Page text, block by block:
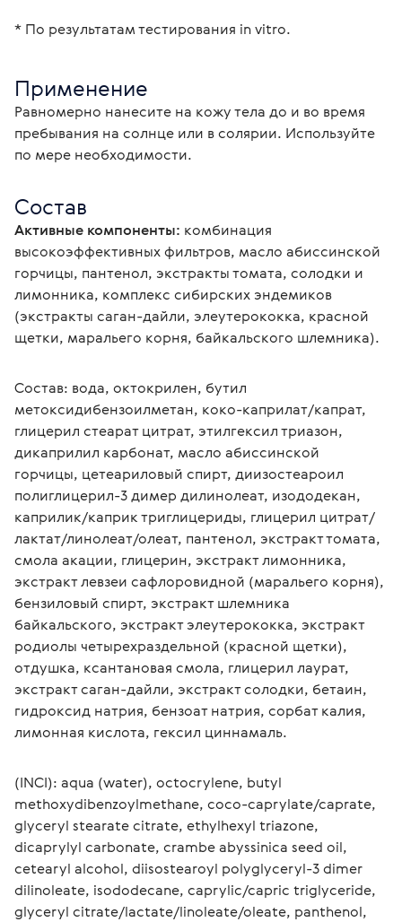
* По результатам тестирования in vitro.
Применение
Равномерно нанесите на кожу тела до и во время
пребывания на солнце или в солярии. Используйте
по мере необходимости.
Состав
Активные компоненты: комбинация
высокоэффективных фильтров, масло абиссинской
горчицы, пантенол, экстракты томата, солодки и
лимонника, комплекс сибирских эндемиков
(экстракты саган-дайли, элеутерококка, красной
щетки, маральего корня, байкальского шлемника).
Состав: вода, октокрилен, бутил
метоксидибензоилметан, коко-каприлат/капрат,
глицерил стеарат цитрат, этилгексил триазон,
дикаприлил карбонат, масло абиссинской
горчицы, цетеариловый спирт, диизостеароил
полиглицерил-3 димер дилинолеат, изододекан,
каприлик/каприк триглицериды, глицерил цитрат/
лактат/линолеат/олеат, пантенол, экстракт томата,
смола акации, глицерин, экстракт лимонника,
экстракт левзеи сафлоровидной (маральего корня),
бензиловый спирт, экстракт шлемника
байкальского, экстракт элеутерококка, экстракт
родиолы четырехраздельной (красной щетки),
отдушка, ксантановая смола, глицерил лаурат,
экстракт саган-дайли, экстракт солодки, бетаин,
гидроксид натрия, бензоат натрия, сорбат калия,
лимонная кислота, гексил циннамаль.
(INCI): aqua (water), octocrylene, butyl
methoxydibenzoylmethane, coco-caprylate/caprate,
glyceryl stearate citrate, ethylhexyl triazone,
dicaprylyl carbonate, crambe abyssinica seed oil,
cetearyl alcohol, diisostearoyl polyglyceryl-3 dimer
dilinoleate, isododecane, caprylic/capric triglyceride,
glyceryl citrate/lactate/linoleate/oleate, panthenol,